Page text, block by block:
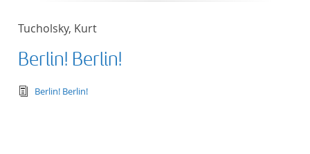
Tucholsky, Kurt
Berlin! Berlin!
text/tg.edition+tg.aggregation+xml
Berlin! Berlin!